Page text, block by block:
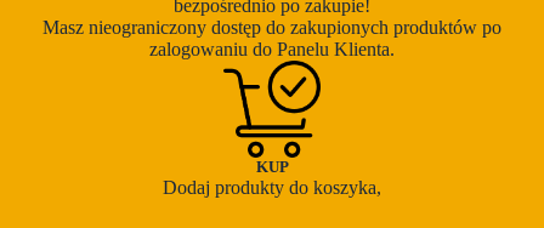
bezpośrednio po zakupie!
Masz nieograniczony dostęp do zakupionych produktów po
zalogowaniu do Panelu Klienta.
KUP
Dodaj produkty do koszyka,